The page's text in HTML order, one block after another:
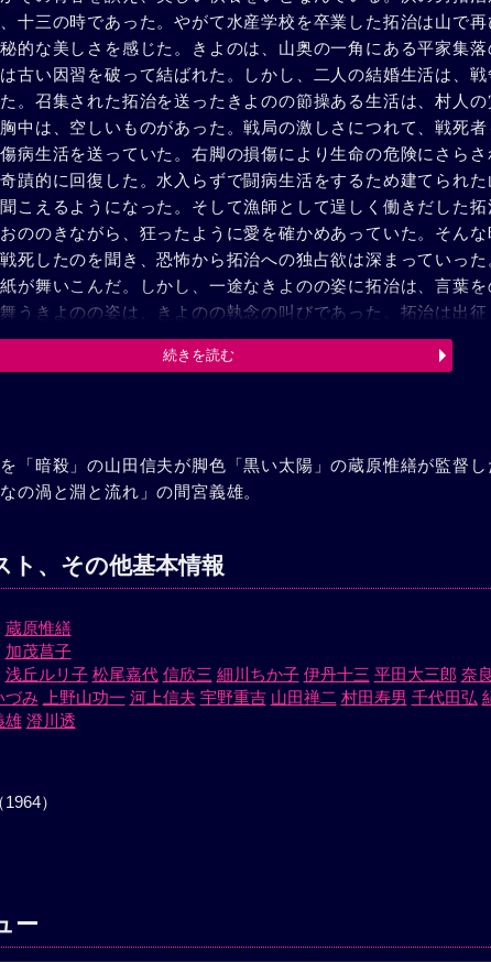
十三の時であった。やがて水産学校を卒業した拓治は山で再
的な美しさを感じた。きよのは、山奥の一角にある平家集落
古い因習を破って結ばれた。しかし、二人の結婚生活は、戦
。召集された拓治を送ったきよのの節操ある生活は、村人の
中は、空しいものがあった。戦局の激しさにつれて、戦死者
病生活を送っていた。右脚の損傷により生命の危険にさらさ
蹟的に回復した。水入らずで闘病生活をするため建てられた
こえるようになった。そして漁師として逞しく働きだした拓
ののきながら、狂ったように愛を確かめあっていた。そんな
死したのを聞き、恐怖から拓治への独占欲は深まっていった
が舞いこんだ。しかし、一途なきよのの姿に拓治は、言葉を
うきよのの姿は、きよのの執念の叫びであった。拓治は出征
を抱いてさまよい、凍てついた山道にお百度を踏んだ。思い
、こんこんと眠りつづけた。六月の初め拓治は南の海に散華
て、拓治の命を奪った海に静かに身を沈めた。
続きを読む
「暗殺」の山田信夫が脚色「黒い太陽」の蔵原惟繕が監督し
の渦と淵と流れ」の間宮義雄。
ト、その他基本情報
蔵原惟繕
加茂菖子
浅丘ルリ子 松尾嘉代 信欣三 細川ちか子 伊丹十三 平田大三郎 奈
づみ
上野山功一 河上信夫 宇野重吉 山田禅二 村田寿男 千代田弘
雄 澄川透
）
ー